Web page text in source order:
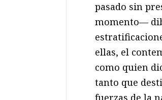
pasado sin
momento—
ellas, el
como quien
tanto que
fuerzas de la